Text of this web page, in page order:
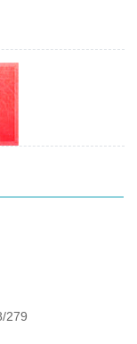
279